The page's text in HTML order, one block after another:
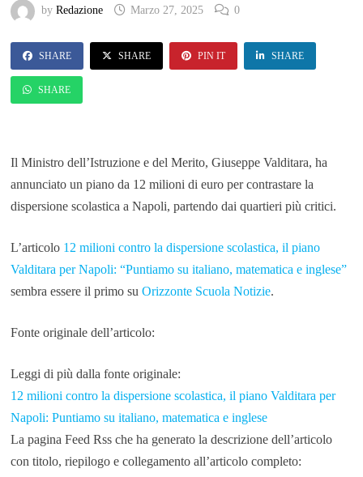
by Redazione Marzo 27, 2025 0
SHARE SHARE PIN IT SHARE
SHARE
Il Ministro dell’Istruzione e del Merito, Giuseppe Valditara, ha
annunciato un piano da 12 milioni di euro per contrastare la
dispersione scolastica a Napoli, partendo dai quartieri più critici.
L’articolo 12 milioni contro la dispersione scolastica, il piano
Valditara per Napoli: “Puntiamo su italiano, matematica e inglese”
sembra essere il primo su Orizzonte Scuola Notizie.
Fonte originale dell’articolo:
Leggi di più dalla fonte originale:
12 milioni contro la dispersione scolastica, il piano Valditara per
Napoli: Puntiamo su italiano, matematica e inglese
La pagina Feed Rss che ha generato la descrizione dell’articolo
con titolo, riepilogo e collegamento all’articolo completo: